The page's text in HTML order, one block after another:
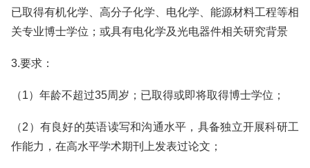
已取得有机化学、高分子化学、电化学、能源材料工程等相
关专业博士学位；或具有电化学及光电器件相关研究背景
3.要求：
（1）年龄不超过35周岁；已取得或即将取得博士学位；
（2）有良好的英语读写和沟通水平，具备独立开展科研工
作能力，在高水平学术期刊上发表过论文；